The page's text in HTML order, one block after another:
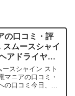
の口コミ・評
ムースシャイ
アドライヤー
を実際に使っ
スシャイン スト
ニアの口コミ・
の口コミ今日、私